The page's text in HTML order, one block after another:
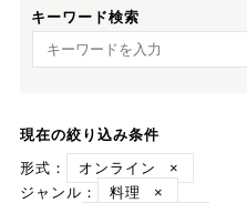
キーワード検索
キーワード検索
現在の絞り込み条件
形式：
オンライン
×
ジャンル：
料理
×